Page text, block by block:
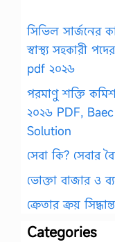
সিভিল সার্জনের
স্বাস্থ্য সহকারী
pdf ২০২৬
পরমাণু শক্তি
২০২৬ PDF,
Solution
সেবা কি? সেবার
ভোক্তা বাজার ও
ক্রেতার ক্রয়
Categories